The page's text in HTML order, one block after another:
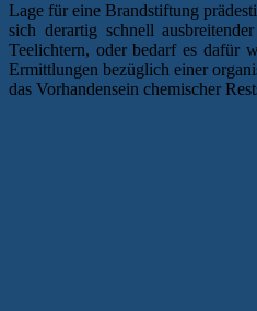
Lage für eine Brandstiftung
sich derartig schnell
Teelichtern, oder bedarf es dafür
Ermittlungen bezüglich einer
das Vorhandensein chemischer